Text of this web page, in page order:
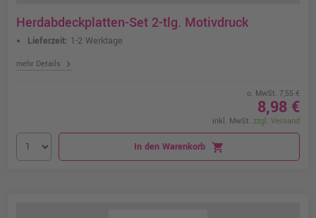
Herdabdeckplatten-Set 2-tlg. Motivdruck
Lieferzeit: 1-2 Werktage
mehr Details chevron_right
o. MwSt. 7,55 €
8,98 €
inkl. MwSt. zzgl. Versand
In den Warenkorb shopping_cart